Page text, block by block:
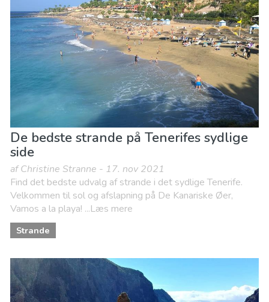
De bedste strande på Tenerifes sydlige
side
af Christine Stranne - 17. nov 2021
Find det bedste udvalg af strande i det sydlige Tenerife.
Velkommen til sol og afslapning på De Kanariske Øer,
Vamos a la playa! ...Læs mere
Strande